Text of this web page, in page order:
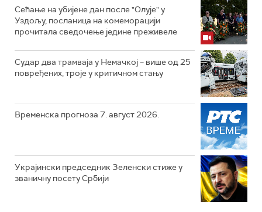
Сећање на убијене дан после "Олује" у
Уздољу, посланица на комеморацији
прочитала сведочење једине преживеле
Судар два трамваја у Немачкој – више од 25
повређених, троје у критичном стању
Временска прогноза 7. август 2026.
Украјински председник Зеленски стиже у
званичну посету Србији